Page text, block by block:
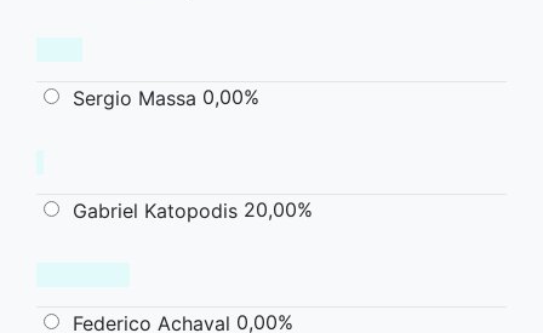
Sergio Massa 0,00%
Gabriel Katopodis 20,00%
Federico Achaval 0,00%